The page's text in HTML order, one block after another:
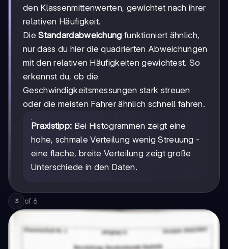
den Klassenmittenwerten, gewichtet nach ihrer
relativen Häufigkeit.
DieStandardabweichung funktioniert ähnlich,
nur dass du hier die quadrierten Abweichungen
mit den relativen Häufigkeiten gewichtest. So
erkennst du, ob die
Geschwindigkeitsmessungen stark streuen
oder die meisten Fahrer ähnlich schnell fahren.
Praxistipp: Bei Histogrammen zeigt eine
hohe, schmale Verteilung wenig Streuung -
eine flache, breite Verteilung zeigt große
Unterschiede in den Daten.
3 of 6